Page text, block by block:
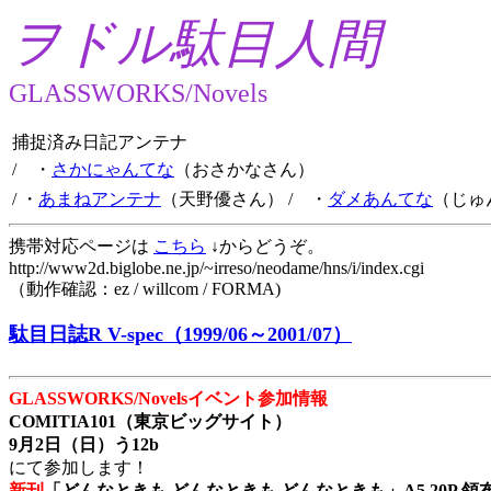
ヲドル駄目人間
GLASSWORKS/Novels
捕捉済み日記アンテナ
/ ・ さかにゃんてな （おさかなさん）
/ ・ あまねアンテナ （天野優さん） / ・ ダメあんてな （じ
携帯対応ページは こちら ↓からどうぞ。
http://www2d.biglobe.ne.jp/~irreso/neodame/hns/i/index.cgi
（動作確認：ez / willcom / FORMA)
駄目日誌R V-spec（1999/06～2001/07）
GLASSWORKS/Novelsイベント参加情報
COMITIA101（東京ビッグサイト）
9月2日（日）う12b
にて参加します！